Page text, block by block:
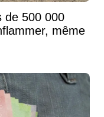
de 500 000
même